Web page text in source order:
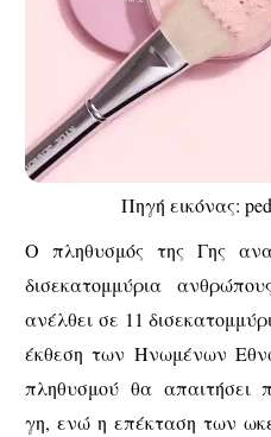
Πηγή εικόνας:
Ο πληθυσμός της Γης
δισεκατομμύρια
ανέλθει σε 11
έκθεση των Ηνωμένων
πληθυσμού θα απαιτήσει
γη, ενώ η επέκταση των